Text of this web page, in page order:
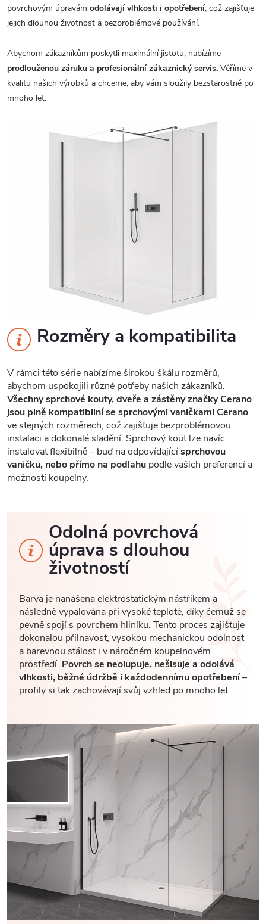
povrchovým úpravám odolávají vlhkosti i opotřebení, což zajišťuje
jejich dlouhou životnost a bezproblémové používání.
Abychom zákazníkům poskytli maximální jistotu, nabízíme
prodlouženou záruku a profesionální zákaznický servis. Věříme v
kvalitu našich výrobků a chceme, aby vám sloužily bezstarostně po
mnoho let.
Rozměry a kompatibilita
V rámci této série nabízíme širokou škálu rozměrů,
abychom uspokojili různé potřeby našich zákazníků.
Všechny sprchové kouty, dveře a zástěny značky Cerano
jsou plně kompatibilní se sprchovými vaničkami Cerano
ve stejných rozměrech, což zajišťuje bezproblémovou
instalaci a dokonalé sladění. Sprchový kout lze navíc
instalovat flexibilně – buď na odpovídajícísprchovou
vaničku, nebo přímo na podlahu podle vašich preferencí a
možností koupelny.
Odolná povrchová
úprava s dlouhou
životností
Barva je nanášena elektrostatickým nástřikem a
následně vypalována při vysoké teplotě, díky čemuž se
pevně spojí s povrchem hliníku. Tento proces zajišťuje
dokonalou přilnavost, vysokou mechanickou odolnost
a barevnou stálost i v náročném koupelnovém
prostředí. Povrch se neolupuje, nešisuje a odolává
vlhkosti, běžné údržbě i každodennímu opotřebení–
profily si tak zachovávají svůj vzhled po mnoho let.